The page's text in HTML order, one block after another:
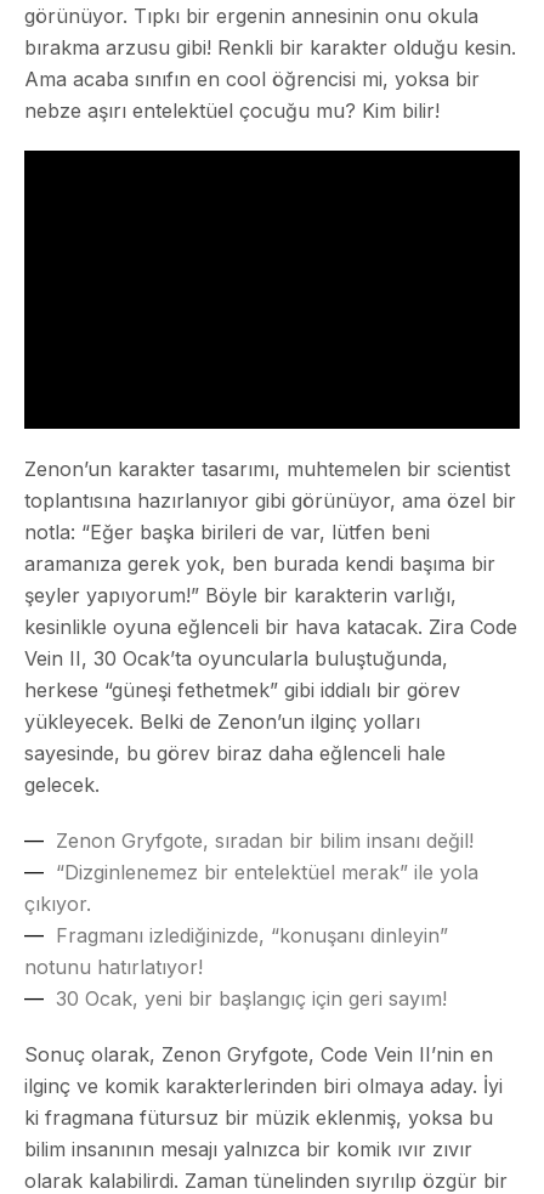
görünüyor. Tıpkı bir ergenin annesinin onu okula
bırakma arzusu gibi! Renkli bir karakter olduğu kesin.
Ama acaba sınıfın en cool öğrencisi mi, yoksa bir
nebze aşırı entelektüel çocuğu mu? Kim bilir!
Zenon’un karakter tasarımı, muhtemelen bir scientist
toplantısına hazırlanıyor gibi görünüyor, ama özel bir
notla: “Eğer başka birileri de var, lütfen beni
aramanıza gerek yok, ben burada kendi başıma bir
şeyler yapıyorum!” Böyle bir karakterin varlığı,
kesinlikle oyuna eğlenceli bir hava katacak. Zira Code
Vein II, 30 Ocak’ta oyuncularla buluştuğunda,
herkese “güneşi fethetmek” gibi iddialı bir görev
yükleyecek. Belki de Zenon’un ilginç yolları
sayesinde, bu görev biraz daha eğlenceli hale
gelecek.
Zenon Gryfgote, sıradan bir bilim insanı değil!
“Dizginlenemez bir entelektüel merak” ile yola
çıkıyor.
Fragmanı izlediğinizde, “konuşanı dinleyin”
notunu hatırlatıyor!
30 Ocak, yeni bir başlangıç için geri sayım!
Sonuç olarak, Zenon Gryfgote, Code Vein II’nin en
ilginç ve komik karakterlerinden biri olmaya aday. İyi
ki fragmana fütursuz bir müzik eklenmiş, yoksa bu
bilim insanının mesajı yalnızca bir komik ıvır zıvır
olarak kalabilirdi. Zaman tünelinden sıyrılıp özgür bir